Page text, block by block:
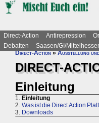
Direct-Action Antirepression
Debatten
Saasen/GI/
Direct-Action»Ausstellung
DIRECT-
Einleitung
1. Einleitung
2. Was ist die Direct Action
3. Downloads